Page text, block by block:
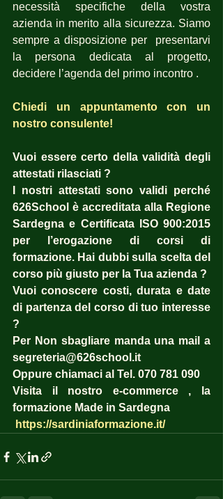
necessità specifiche della vostra
azienda in merito alla sicurezza. Siamo
sempre a disposizione per  presentarvi
la persona dedicata al progetto,
decidere l’agenda del primo incontro .
Chiedi un appuntamento con un
nostro consulente!
Vuoi essere certo della validità degli
attestati rilasciati ?
I nostri attestati sono validi perché
626School è accreditata alla Regione
Sardegna e Certificata ISO 900:2015
per l’erogazione di corsi di
formazione. Hai dubbi sulla scelta del
Vuoi conoscere costi, durata e date
di partenza del corso di tuo interesse
?
Per Non sbagliare manda una mail a
segreteria@626school.it
Oppure chiamaci al Tel. 070 781 090
Visita il nostro e-commerce , la
formazione Made in Sardegna
https://sardiniaformazione.it/